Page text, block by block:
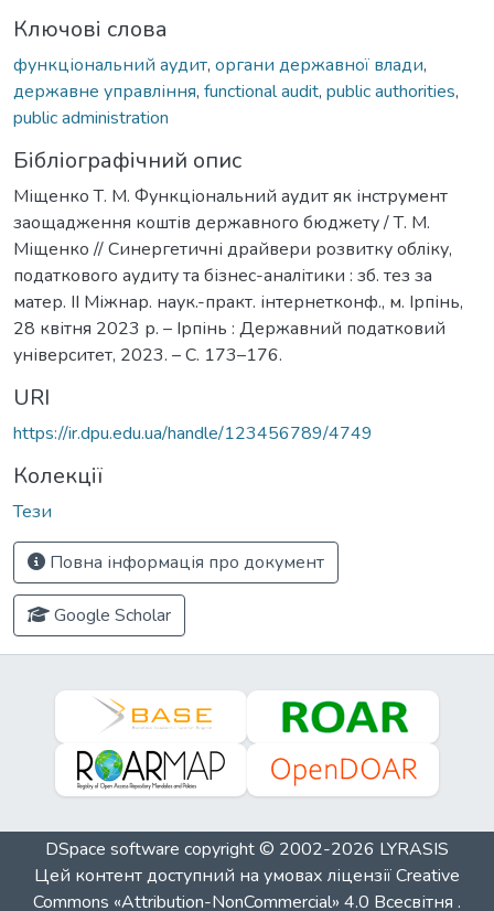
Ключові слова
функціональний аудит, органи державної влади,
державне управління, functional audit, public authorities,
public administration
Бібліографічний опис
Міщенко Т. М. Функціональний аудит як інструмент
заощадження коштів державного бюджету / Т. М.
Міщенко // Синергетичні драйвери розвитку обліку,
податкового аудиту та бізнес-аналітики : зб. тез за
матер. II Міжнар. наук.-практ. інтернетконф., м. Ірпінь,
28 квітня 2023 р. – Ірпінь : Державний податковий
університет, 2023. – С. 173–176.
URI
https://ir.dpu.edu.ua/handle/123456789/4749
Колекції
Тези
Повна інформація про документ
Google Scholar
DSpace software copyright © 2002-2026 LYRASIS
Цей контент доступний на умовах ліцензіїCreative
Commons «Attribution-NonCommercial» 4.0 Всесвітня .